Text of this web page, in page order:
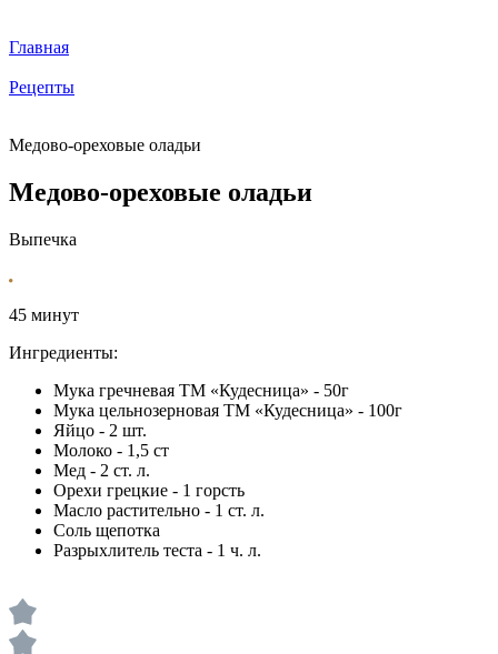
Главная
Рецепты
Медово-ореховые оладьи
Медово-ореховые оладьи
Выпечка
45 минут
Ингредиенты:
Мука гречневая ТМ «‎Кудесница»‎ - 50г
Мука цельнозерновая ТМ «‎Кудесница»‎ - 100г
Яйцо - 2 шт.
Молоко - 1,5 ст
Мед - 2 ст. л.
Орехи грецкие - 1 горсть
Масло растительно - 1 ст. л.
Соль щепотка
Разрыхлитель теста - 1 ч. л.